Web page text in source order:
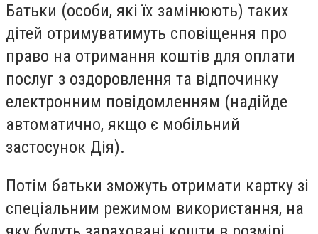
Батьки (особи, які їх замінюють) таких
дітей отримуватимуть сповіщення про
право на отримання коштів для оплати
послуг з оздоровлення та відпочинку
електронним повідомленням (надійде
автоматично, якщо є мобільний
застосунок Дія).
Потім батьки зможуть отримати картку зі
спеціальним режимом використання, на